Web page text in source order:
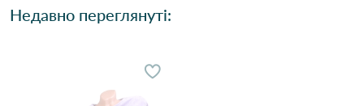
Недавно переглянуті: